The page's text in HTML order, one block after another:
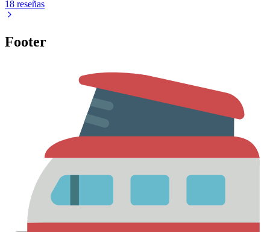
18 reseñas
Footer